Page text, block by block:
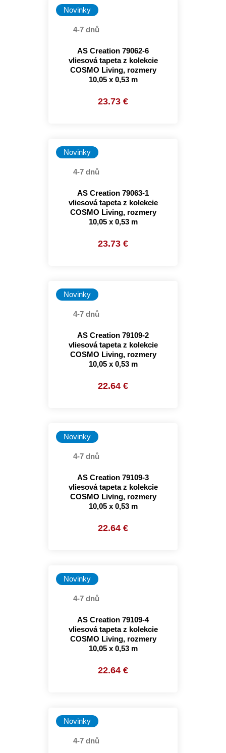
Novinky
4-7 dnů
AS Creation 79062-6
vliesová tapeta z kolekcie
COSMO Living, rozmery
10,05 x 0,53 m
23.73 €
Novinky
4-7 dnů
AS Creation 79063-1
vliesová tapeta z kolekcie
COSMO Living, rozmery
10,05 x 0,53 m
23.73 €
Novinky
4-7 dnů
AS Creation 79109-2
vliesová tapeta z kolekcie
COSMO Living, rozmery
10,05 x 0,53 m
22.64 €
Novinky
4-7 dnů
AS Creation 79109-3
vliesová tapeta z kolekcie
COSMO Living, rozmery
10,05 x 0,53 m
22.64 €
Novinky
4-7 dnů
AS Creation 79109-4
vliesová tapeta z kolekcie
COSMO Living, rozmery
10,05 x 0,53 m
22.64 €
Novinky
4-7 dnů